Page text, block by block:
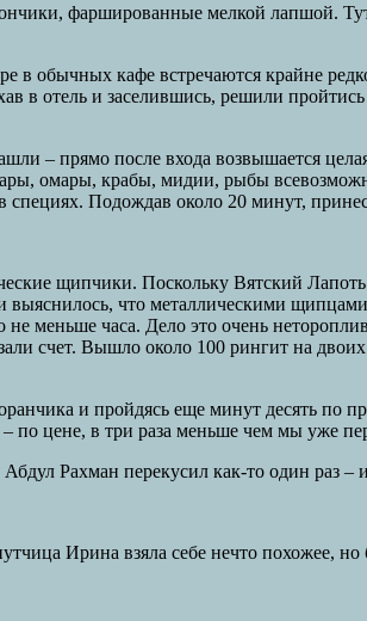
фаршированные мелкой лапшой.
в обычных кафе встречаются крайне
в отель и заселившись, решили
– прямо после входа возвышается
омары, крабы, мидии, рыбы
специях. Подождав около 20 минут,
щипчики. Поскольку Вятский
и выяснилось, что металлическими
меньше часа. Дело это очень
счет. Вышло около 100 рингит на
и пройдясь еще минут десять
по цене, в три раза меньше чем мы уже
Рахман перекусил как-то один раз –
Ирина взяла себе нечто похожее, но